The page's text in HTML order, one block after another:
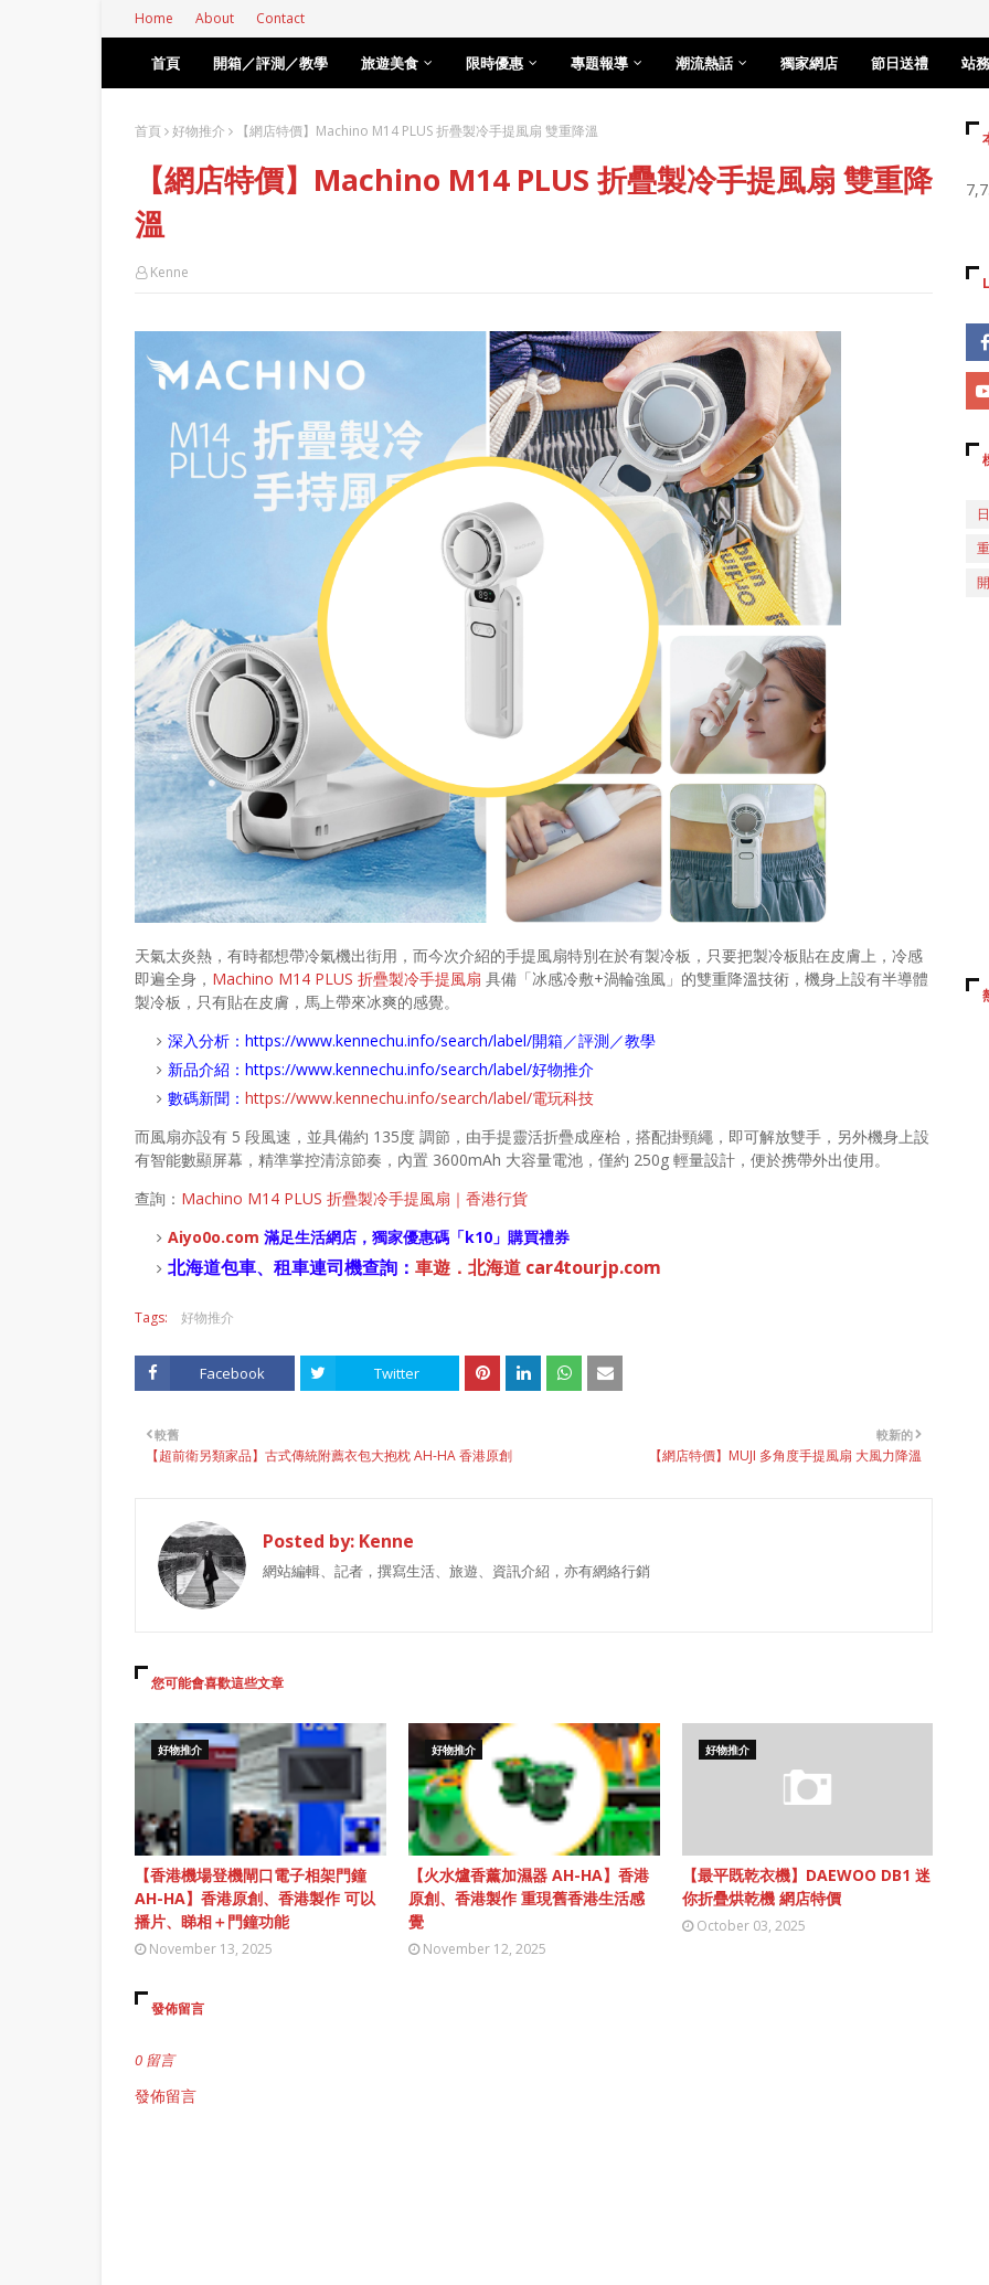
Home About Contact
首頁 開箱／評測／教學 旅遊美食 限時優惠 專題報導 潮流熱話 獨家網店 節日送禮 站
首頁 好物推介 【網店特價】Machino M14 PLUS 折疊製冷手提風扇 雙重降溫
【網店特價】Machino M14 PLUS 折疊製冷手提風扇 雙重降
溫
Kenne
天氣太炎熱，有時都想帶冷氣機出街用，而今次介紹的手提風扇特別在於有製冷板，只要把製冷板貼在皮膚上，冷感
即遍全身， Machino M14 PLUS 折疊製冷手提風扇 具備「冰感冷敷+渦輪強風」的雙重降溫技術，機身上設有半導體
製冷板，只有貼在皮膚，馬上帶來冰爽的感覺。
深入分析： https://www.kennechu.info/search/label/開箱／評測／教學
新品介紹： https://www.kennechu.info/search/label/好物推介
數碼新聞： https://www.kennechu.info/search/label/電玩科技
而風扇亦設有 5 段風速，並具備約 135度 調節，由手提靈活折疊成座枱，搭配掛頸繩，即可解放雙手，另外機身上設
有智能數顯屏幕，精準掌控清涼節奏，內置 3600mAh 大容量電池，僅約 250g 輕量設計，便於携帶外出使用。
查詢： Machino M14 PLUS 折疊製冷手提風扇｜香港行貨
Aiyo0o.com 滿足生活網店， 獨家優惠碼「k10 」購買禮券
北海道包車、租車連司機查詢： 車遊．北海道 car4tourjp.com
Tags: 好物推介
Facebook Twitter
較新的
【網店特價】MUJI 多角度手提風扇 大風力降溫
較舊
【超前衛另類家品】古式傳統附薦衣包大抱枕 AH-HA 香港原創
Posted by: Kenne
網站編輯、記者，撰寫生活、旅遊、資訊介紹，亦有網絡行銷
您可能會喜歡這些文章
好物推介
【香港機場登機閘口電子相架門鐘
AH-HA】香港原創、香港製作 可以
播片、睇相＋門鐘功能
November 13, 2025
好物推介
【火水爐香薰加濕器 AH-HA】香港
原創、香港製作 重現舊香港生活感
覺
November 12, 2025
好物推介
【最平既乾衣機】DAEWOO DB1 迷
你折疊烘乾機 網店特價
October 03, 2025
發佈留言
0 留言
發佈留言